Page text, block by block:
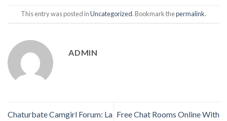
This entry was posted inUncategorized. Bookmark thepermalink.
ADMIN
Chaturbate Camgirl Forum: La Free Chat Rooms Online With